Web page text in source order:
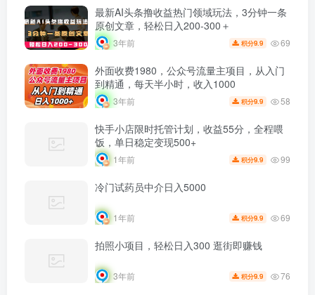
最新AI头条撸收益热门领域玩法，3分钟一条
原创文章，轻松日入200-300＋
3年前 积分9.9 69
外面收费1980，公众号流量主项目，从入门
到精通，每天半小时，收入1000
3年前 积分9.9 58
快手小店限时托管计划，收益55分，全程喂
饭，单日稳定变现500+
1年前 积分9.9 99
冷门试药员中介日入5000
1年前 积分9.9 69
拍照小项目，轻松日入300 逛街即赚钱
3年前 积分9.9 76